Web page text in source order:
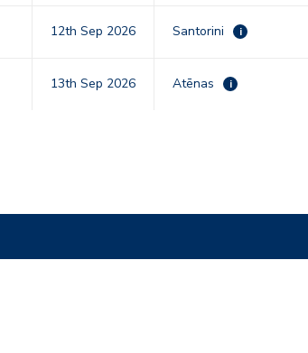
12th Sep 2026 Santorini i
13th Sep 2026 Atēnas i